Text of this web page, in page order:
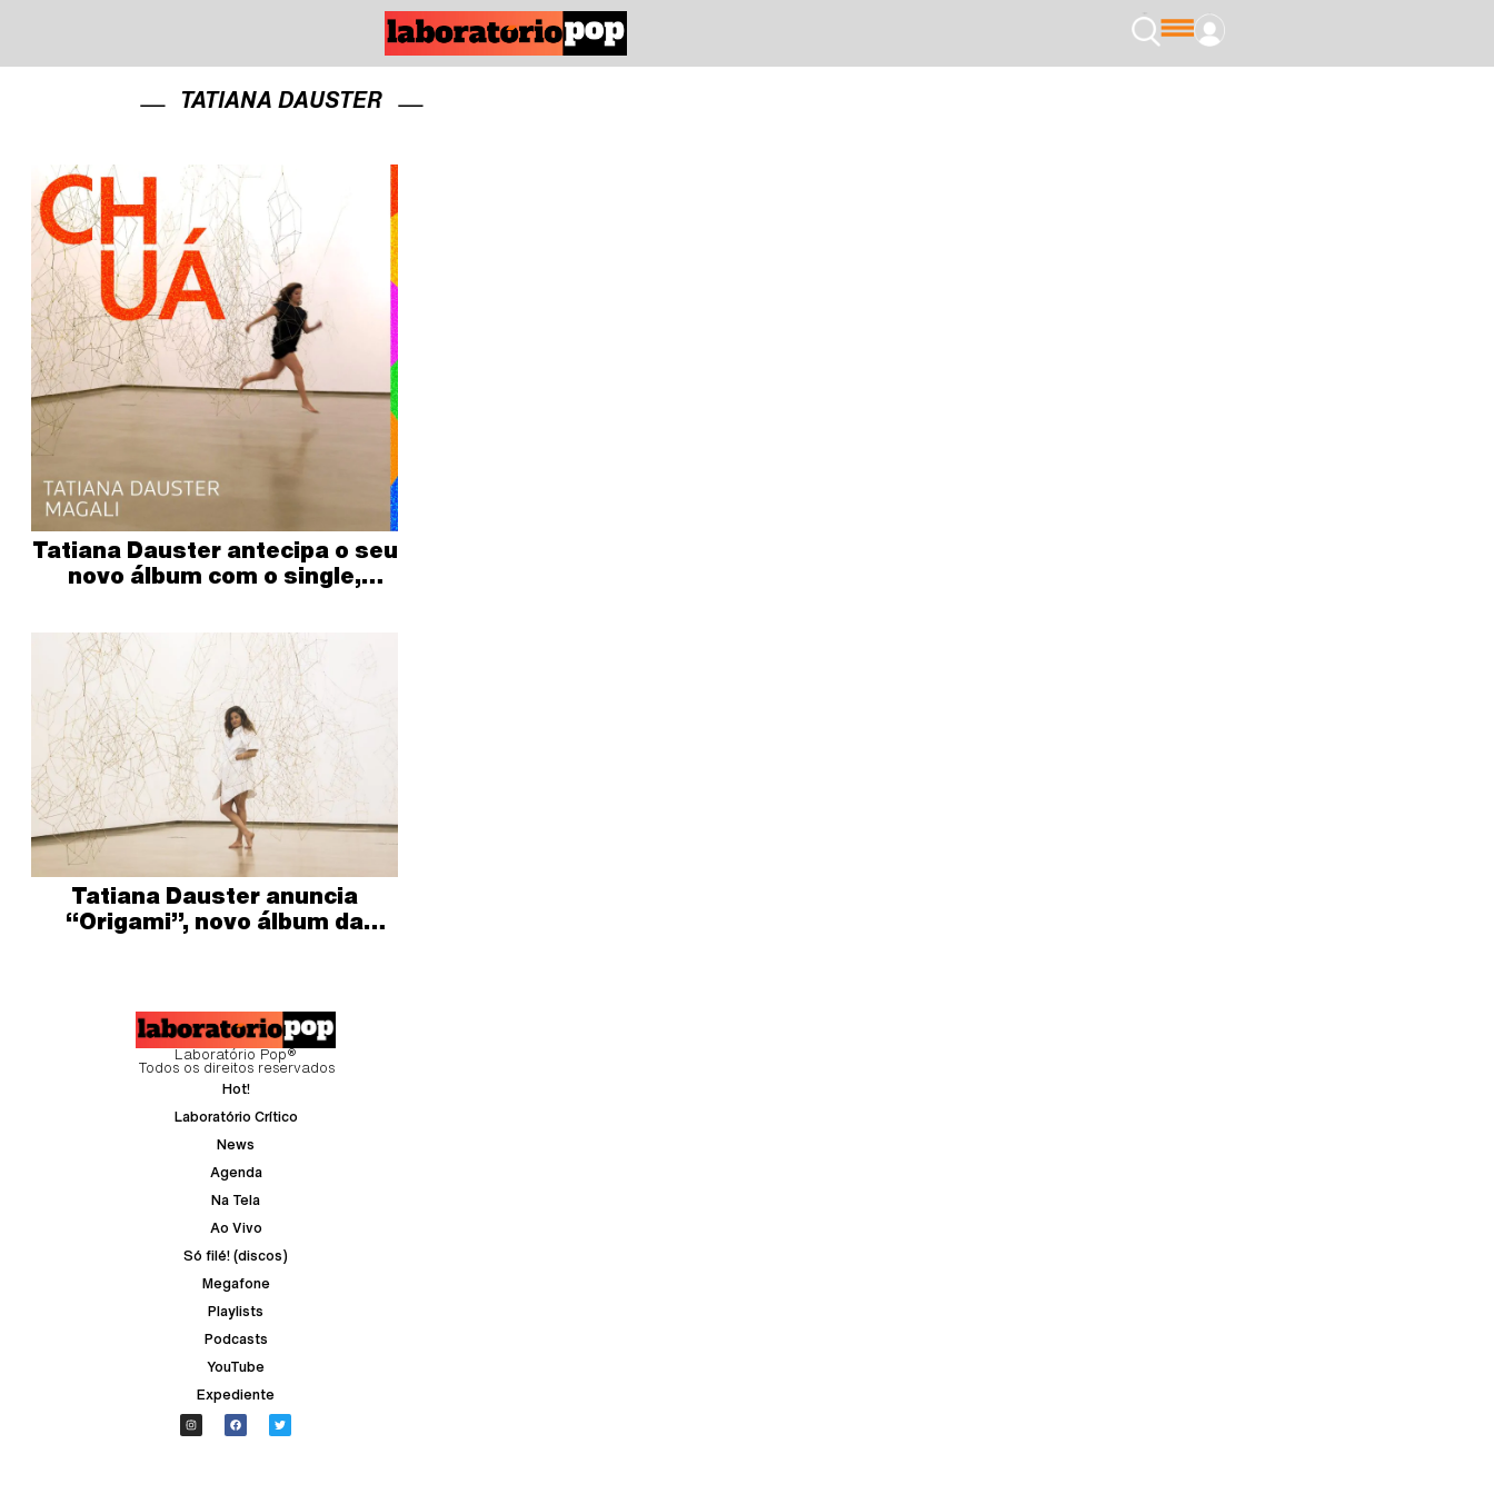
TATIANA DAUSTER
Tatiana Dauster antecipa o seu
novo álbum com o single,
Tatiana Dauster anuncia
“Origami”, novo álbum da
Laboratório Pop®
Todos os direitos reservados
Hot!
Laboratório Crítico
News
Agenda
Na Tela
Ao Vivo
Só filé! (discos)
Megafone
Playlists
Podcasts
YouTube
Expediente